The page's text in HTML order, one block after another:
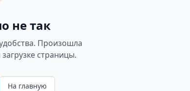
не так
Произошла
страницы.
На главную